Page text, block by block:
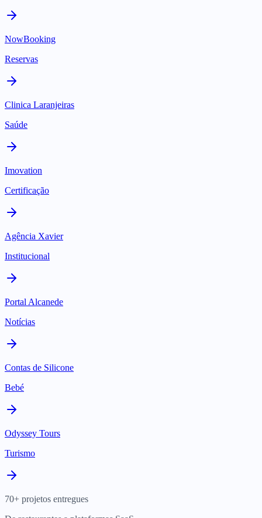
NowBooking
Reservas
Clinica Laranjeiras
Saúde
Imovation
Certificação
Agência Xavier
Institucional
Portal Alcanede
Notícias
Contas de Silicone
Bebé
Odyssey Tours
Turismo
70+ projetos entregues